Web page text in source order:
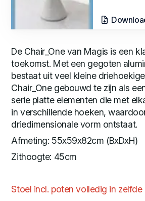
De Chair_One van Magis is een
toekomst. Met een gegoten
bestaat uit veel kleine
Chair_One gebouwd te zijn als
serie platte elementen die met
in verschillende hoeken,
driedimensionale vorm ontstaat.
Afmeting: 55x59x82cm (BxDxH)
Zithoogte: 45cm
Stoel incl. poten volledig in